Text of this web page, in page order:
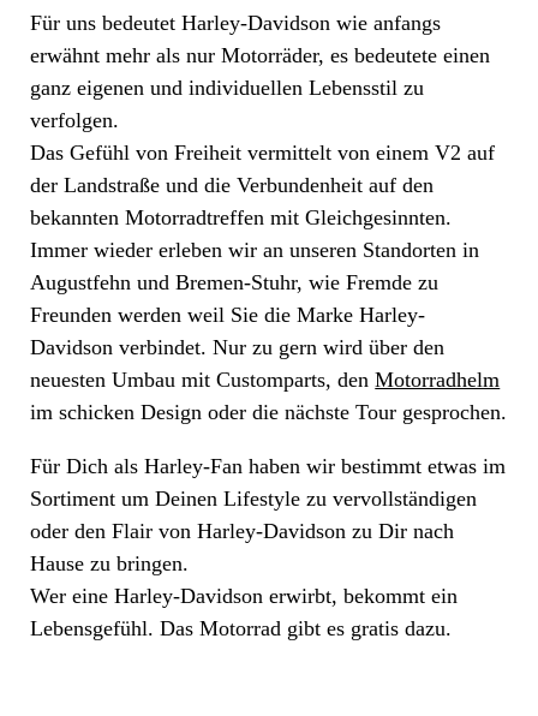
Für uns bedeutet Harley-Davidson wie anfangs
erwähnt mehr als nur Motorräder, es bedeutete einen
ganz eigenen und individuellen Lebensstil zu
verfolgen.
Das Gefühl von Freiheit vermittelt von einem V2 auf
der Landstraße und die Verbundenheit auf den
bekannten Motorradtreffen mit Gleichgesinnten.
Immer wieder erleben wir an unseren Standorten in
Augustfehn und Bremen-Stuhr, wie Fremde zu
Freunden werden weil Sie die Marke Harley-
Davidson verbindet. Nur zu gern wird über den
neuesten Umbau mit Customparts, denMotorradhelm
im schicken Design oder die nächste Tour gesprochen.
Für Dich als Harley-Fan haben wir bestimmt etwas im
Sortiment um Deinen Lifestyle zu vervollständigen
oder den Flair von Harley-Davidson zu Dir nach
Hause zu bringen.
Wer eine Harley-Davidson erwirbt, bekommt ein
Lebensgefühl. Das Motorrad gibt es gratis dazu.